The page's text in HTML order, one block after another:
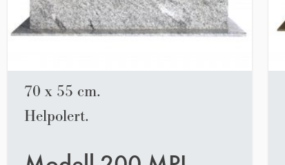
70 x 55 cm.
Helpolert.